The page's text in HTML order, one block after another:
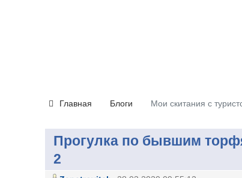
Главная Блоги Мои скитания с
Прогулка по бывшим
2